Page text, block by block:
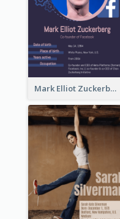
Mark Elliot Zuckerberg Biography